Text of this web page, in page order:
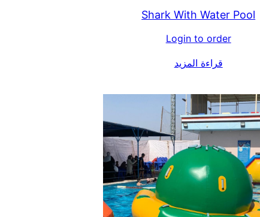
Shark With Water Pool
Login to order
قراءة المزيد